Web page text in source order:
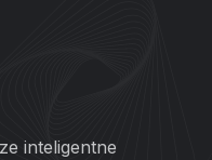
inteligentne